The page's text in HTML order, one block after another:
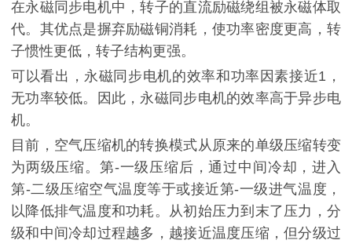
在永磁同步电机中，转子的直流励磁绕组被永磁体取
代。其优点是摒弃励磁铜消耗，使功率密度更高，转
子惯性更低，转子结构更强。
可以看出，永磁同步电机的效率和功率因素接近1，
无功率较低。因此，永磁同步电机的效率高于异步电
机。
目前，空气压缩机的转换模式从原来的单级压缩转变
为两级压缩。 第-一级压缩后，通过中间冷却，进入
第-二级压缩空气温度等于或接近第-一级进气温度，
以降低排气温度和功耗。从初始压力到末了压力，分
级和中间冷却过程越多，越接近温度压缩，但分级过